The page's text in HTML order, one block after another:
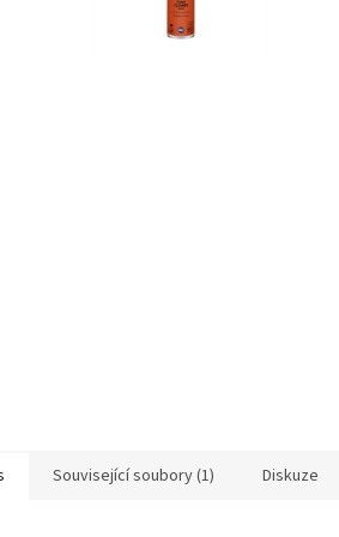
Související soubory (1) Diskuze